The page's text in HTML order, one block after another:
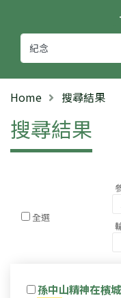
Home 搜尋結果
搜尋結果
全選
孫中山精神在檳